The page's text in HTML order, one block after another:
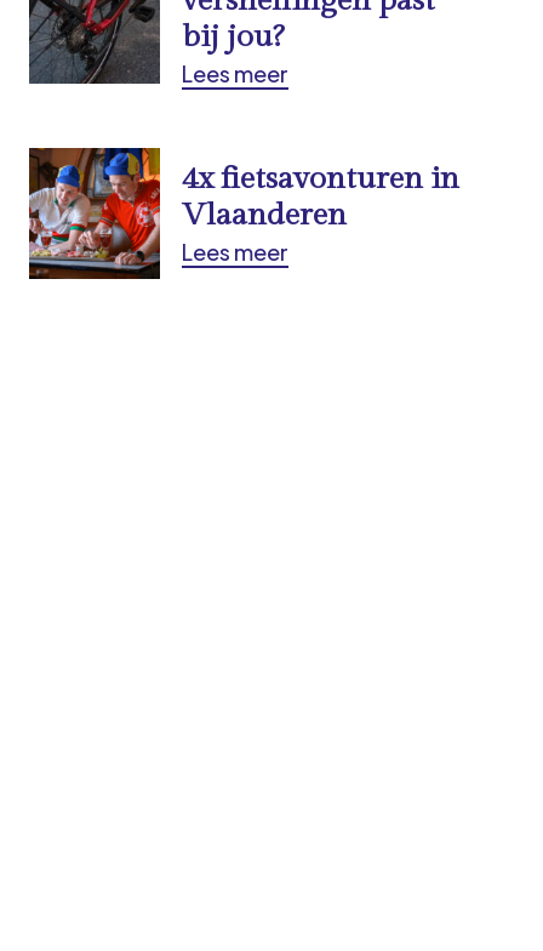
bij jou?
Lees meer
4x fietsavonturen in
Vlaanderen
Lees meer